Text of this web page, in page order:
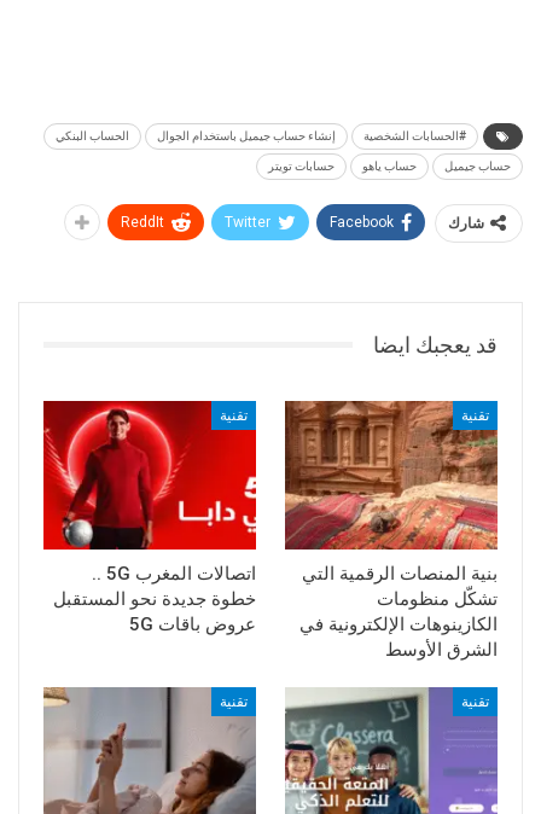
#الحسابات الشخصية إنشاء حساب جيميل باستخدام الجوال الحساب البنكي
حساب جيميل حساب ياهو حسابات تويتر
شارك Facebook
Twitter
ReddIt
قد يعجبك ايضا
تقنية
بنية المنصات الرقمية التي
تشكّل منظومات
الكازينوهات الإلكترونية في
الشرق الأوسط
تقنية
اتصالات المغرب 5G ..
خطوة جديدة نحو المستقبل
عروض باقات 5G
تقنية تقنية